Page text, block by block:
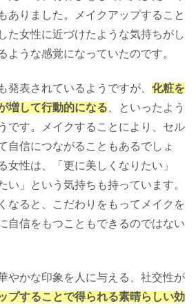
ありました。メイクアップすること
た女性に近づけたような気持ちがし
ような感覚になっていたのです。
発表されているようですが、 化粧を
増して行動的になる 、といったよう
です。メイクすることにより、セル
自信につながることもあるでしょ
女性は、「更に美しくなりたい」
い」という気持ちも持っています。
なると、こだわりをもってメイクを
自信をもつこともできるのではない
やかな印象を人に与える、社交性が
プすることで得られる素晴らしい効